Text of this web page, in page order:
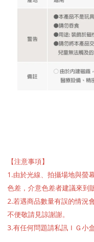
【注意事項】
1.由於光線、拍攝場地與螢
色差，介意色差者建議來到
2.若遇商品數量有誤的情況
不便敬請見諒謝謝。
3.有任何問題請私訊ＩＧ小